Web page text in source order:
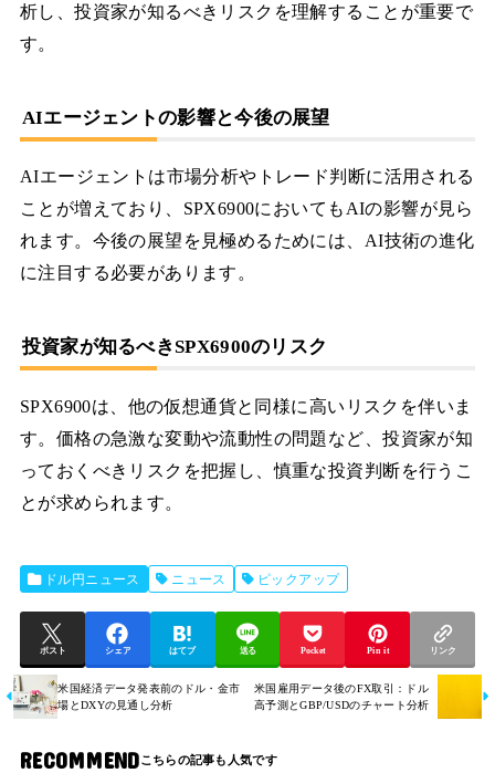
析し、投資家が知るべきリスクを理解することが重要で
す。
AIエージェントの影響と今後の展望
AIエージェントは市場分析やトレード判断に活用される
ことが増えており、SPX6900においてもAIの影響が見ら
れます。今後の展望を見極めるためには、AI技術の進化
に注目する必要があります。
投資家が知るべきSPX6900のリスク
SPX6900は、他の仮想通貨と同様に高いリスクを伴いま
す。価格の急激な変動や流動性の問題など、投資家が知
っておくべきリスクを把握し、慎重な投資判断を行うこ
とが求められます。
ドル円ニュース ニュース ピックアップ
ポスト シェア はてブ 送る Pocket Pin it リンク
米国経済データ発表前のドル・金市
場とDXYの見通し分析
米国雇用データ後のFX取引：ドル
高予測とGBP/USDのチャート分析
RECOMMEND